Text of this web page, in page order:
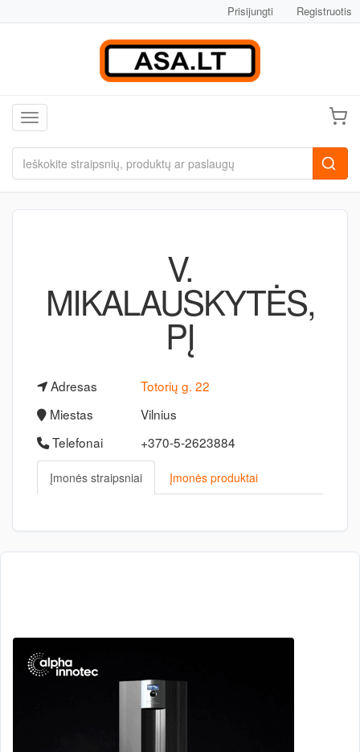
Prisijungti Registruotis
Toggle navigation
V.
MIKALAUSKYTĖS,
PĮ
Adresas
Totorių g. 22
Miestas
Vilnius
Telefonai
+370-5-2623884
Įmonės straipsniai Įmonės produktai